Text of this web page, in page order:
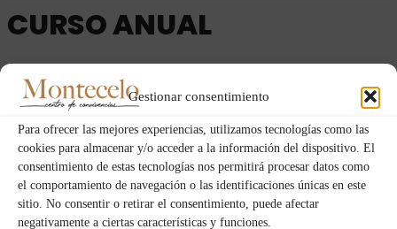
Gestionar consentimiento
Para ofrecer las mejores experiencias, utilizamos tecnologías como las
cookies para almacenar y/o acceder a la información del dispositivo. El
consentimiento de estas tecnologías nos permitirá procesar datos como
el comportamiento de navegación o las identificaciones únicas en este
sitio. No consentir o retirar el consentimiento, puede afectar
negativamente a ciertas características y funciones.
CURSO ANUAL
2021
04 20
Fechas y horas
04/06/202121:00 -20/06/202110:00 (GMT+02:00)